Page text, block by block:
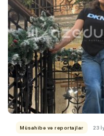
Müsahibə və reportajlar 23